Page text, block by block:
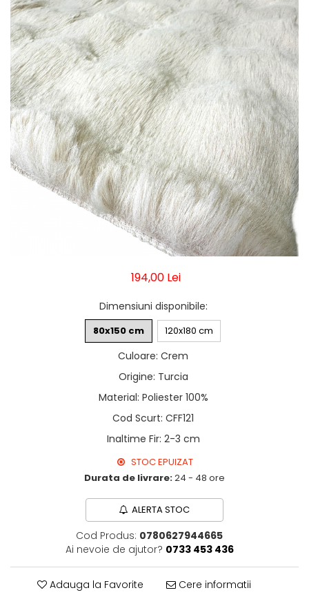
Pilote cu blăniță
194,00 Lei
Dimensiuni disponibile:
80x150 cm 120x180 cm
Culoare: Crem
Origine: Turcia
Material: Poliester 100%
Cod Scurt: CFF121
Inaltime Fir: 2-3 cm
STOC EPUIZAT
Durata de livrare:24 - 48 ore
ALERTA STOC
Cod Produs: 0780627944665
Ai nevoie de ajutor? 0733 453 436
Adauga la Favorite Cere informatii